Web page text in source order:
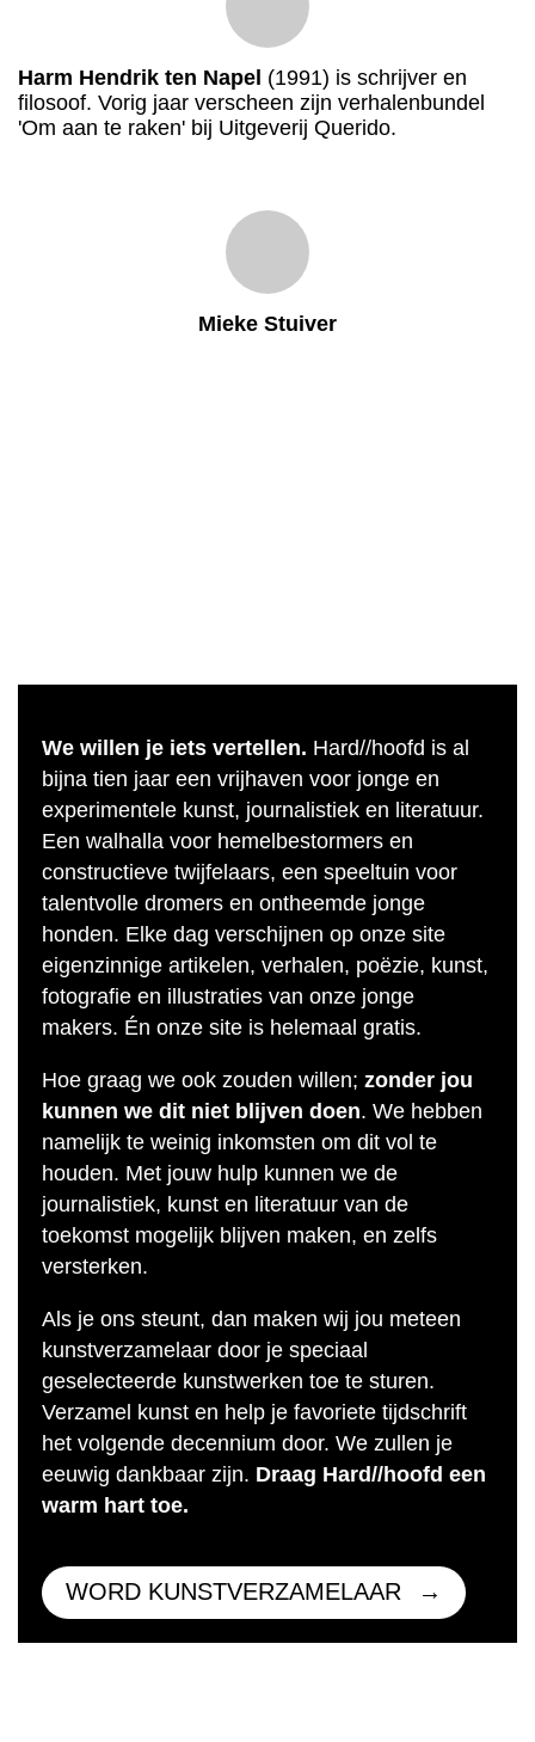
Harm Hendrik ten Napel (1991) is schrijver en
filosoof. Vorig jaar verscheen zijn verhalenbundel
'Om aan te raken' bij Uitgeverij Querido.
Mieke Stuiver
We willen je iets vertellen. Hard//hoofd is al
bijna tien jaar een vrijhaven voor jonge en
experimentele kunst, journalistiek en literatuur.
Een walhalla voor hemelbestormers en
constructieve twijfelaars, een speeltuin voor
talentvolle dromers en ontheemde jonge
honden. Elke dag verschijnen op onze site
eigenzinnige artikelen, verhalen, poëzie, kunst,
fotografie en illustraties van onze jonge
makers. Én onze site is helemaal gratis.
Hoe graag we ook zouden willen; zonder jou
kunnen we dit niet blijven doen. We hebben
namelijk te weinig inkomsten om dit vol te
houden. Met jouw hulp kunnen we de
journalistiek, kunst en literatuur van de
toekomst mogelijk blijven maken, en zelfs
versterken.
Als je ons steunt, dan maken wij jou meteen
kunstverzamelaar door je speciaal
geselecteerde kunstwerken toe te sturen.
Verzamel kunst en help je favoriete tijdschrift
het volgende decennium door. We zullen je
eeuwig dankbaar zijn. Draag Hard//hoofd een
warm hart toe.
WORD KUNSTVERZAMELAAR